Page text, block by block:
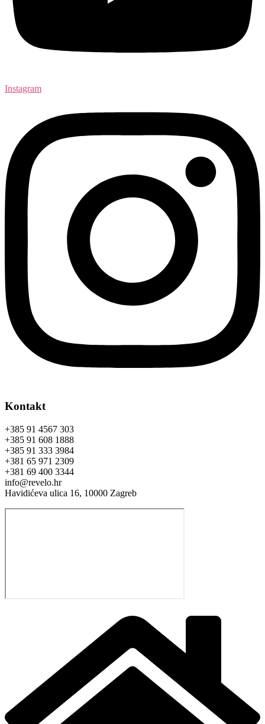
Instagram
Kontakt
+385 91 4567 303
+385 91 608 1888
+385 91 333 3984
+381 65 971 2309
+381 69 400 3344
info@revelo.hr
Havidićeva ulica 16, 10000 Zagreb